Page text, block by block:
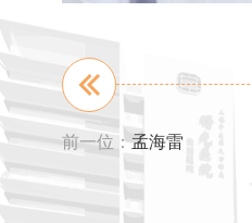
前一位：孟海雷